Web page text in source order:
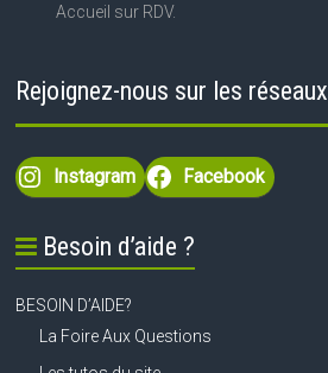
Accueil sur RDV.
Rejoignez-nous sur les réseaux
Instagram Facebook
Besoin d’aide ?
BESOIN D’AIDE?
La Foire Aux Questions